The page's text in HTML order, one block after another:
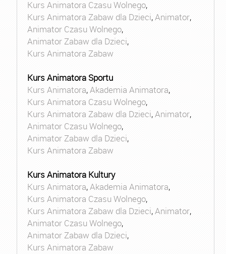
Kurs Animatora Czasu Wolnego,
Kurs Animatora Zabaw dla Dzieci,Animator,
Animator Czasu Wolnego,
Animator Zabaw dla Dzieci,
Kurs Animatora Zabaw
Kurs Animatora Sportu
Kurs Animatora,Akademia Animatora,
Kurs Animatora Czasu Wolnego,
Kurs Animatora Zabaw dla Dzieci,Animator,
Animator Czasu Wolnego,
Animator Zabaw dla Dzieci,
Kurs Animatora Zabaw
Kurs Animatora Kultury
Kurs Animatora,Akademia Animatora,
Kurs Animatora Czasu Wolnego,
Kurs Animatora Zabaw dla Dzieci,Animator,
Animator Czasu Wolnego,
Animator Zabaw dla Dzieci,
Kurs Animatora Zabaw